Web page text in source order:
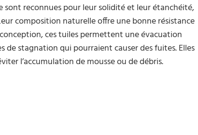
sont reconnues pour leur solidité et leur étanchéité,
composition naturelle offre une bonne résistance
ces tuiles permettent une évacuation
de stagnation qui pourraient causer des fuites. Elles
l’accumulation de mousse ou de débris.